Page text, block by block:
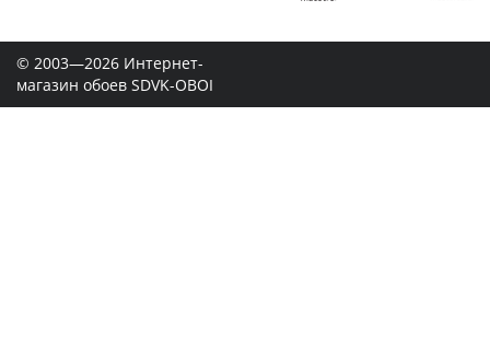
© 2003—2026 Интернет-
магазин обоев SDVK-OBOI